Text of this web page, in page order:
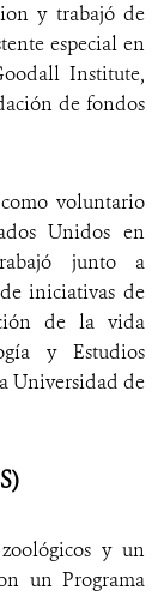
y trabajó de
especial en
Institute,
de fondos
voluntario
Unidos en
junto a
iniciativas de
de la vida
y Estudios
Universidad de
y un
un Programa